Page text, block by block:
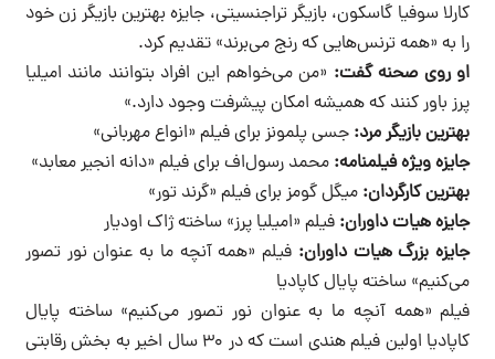
کارلا سوفیا گاسکون، بازیگر تراجنسیتی، جایزه بهترین بازیگر زن خود
را به «همه ترنس‌هایی که رنج می‌برند» تقدیم کرد.
او روی صحنه گفت: «من می‌خواهم این افراد بتوانند مانند امیلیا
پرز باور کنند که همیشه امکان پیشرفت وجود دارد.»
بهترین بازیگر مرد: جسی پلمونز برای فیلم «انواع مهربانی»
جایزه ویژه فیلمنامه: محمد رسول‌اف برای فیلم «دانه انجیر معابد»
بهترین کارگردان: میگل گومز برای فیلم «گرند تور»
جایزه هیات داوران: فیلم «امیلیا پرز» ساخته ژاک اودیار
جایزه بزرگ هیات داوران: فیلم «همه آنچه ما به عنوان نور تصور
می‌کنیم» ساخته پایال کاپادیا
فیلم «همه آنچه ما به عنوان نور تصور می‌کنیم» ساخته پایال
کاپادیا اولین فیلم هندی است که در ۳۰ سال اخیر به بخش رقابتی